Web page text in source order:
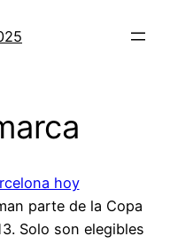
parte de la Copa
Solo son elegibles